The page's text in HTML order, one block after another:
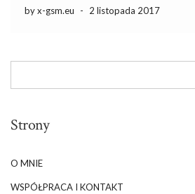
mają całe mnóstwo różnych funkcji, przez
by x-gsm.eu - 2 listopada 2017
Strony
O MNIE
WSPÓŁPRACA I KONTAKT